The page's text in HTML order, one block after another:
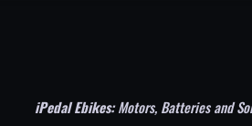
iPedal Ebikes:Motors, Batteries and